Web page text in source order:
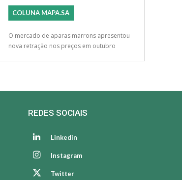
COLUNA MAPA.SA
O mercado de aparas marrons apresentou
nova retração nos preços em outubro
REDES SOCIAIS
Linkedin
Instagram
Twitter